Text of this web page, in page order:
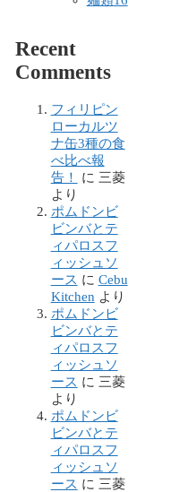
Recent
Comments
フィリピン
ローカルツ
ナ缶3種の食
べ比べ報
告！
に 三菱
より
ポムドンビ
ビンバとテ
ィパロスフ
ィッシュソ
ース に Cebu
Kitchen より
ポムドンビ
ビンバとテ
ィパロスフ
ィッシュソ
ース に 三菱
より
ポムドンビ
ビンバとテ
ィパロスフ
ィッシュソ
ース に 三菱